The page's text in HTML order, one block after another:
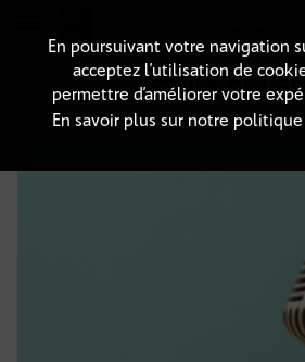
DÉTAILS DE
6 septembre 2025à 5h59, durée : Invalid date
En poursuivant votre navigation
acceptez l’utilisation de
permettre d’améliorer votre
En savoir plus sur notre